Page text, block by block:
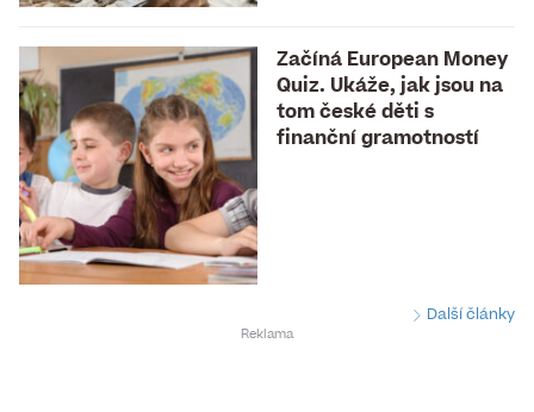
Začíná European Money
Quiz. Ukáže, jak jsou na
tom české děti s
finanční gramotností
Další články